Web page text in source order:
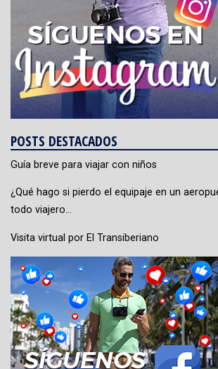
POSTS DESTACADOS
Guía breve para viajar con niños
¿Qué hago si pierdo el equipaje en un
todo viajero…
Visita virtual por El Transiberiano